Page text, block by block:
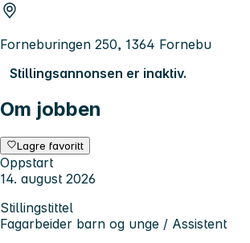
Forneburingen 250, 1364 Fornebu
Stillingsannonsen er inaktiv.
Om jobben
Lagre favoritt
Oppstart
14. august 2026
Stillingstittel
Fagarbeider barn og unge / Assistent